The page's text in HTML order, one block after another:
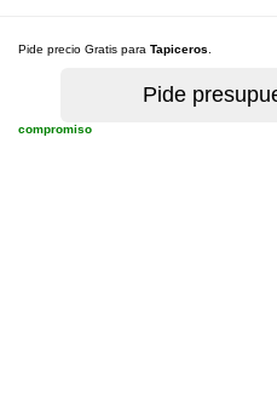
Pide precio Gratis para Tapiceros
compromiso